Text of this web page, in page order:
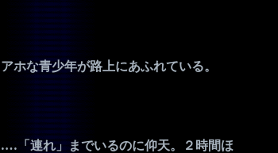
ホな青少年が路上にあふれている。
「連れ」までいるのに仰天。２時間ほ